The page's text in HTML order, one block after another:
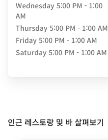
Wednesday 5:00 PM - 1:00
AM
Thursday 5:00 PM - 1:00 AM
Friday 5:00 PM - 1:00 AM
Saturday 5:00 PM - 1:00 AM
인근 레스토랑 및 바 살펴보기